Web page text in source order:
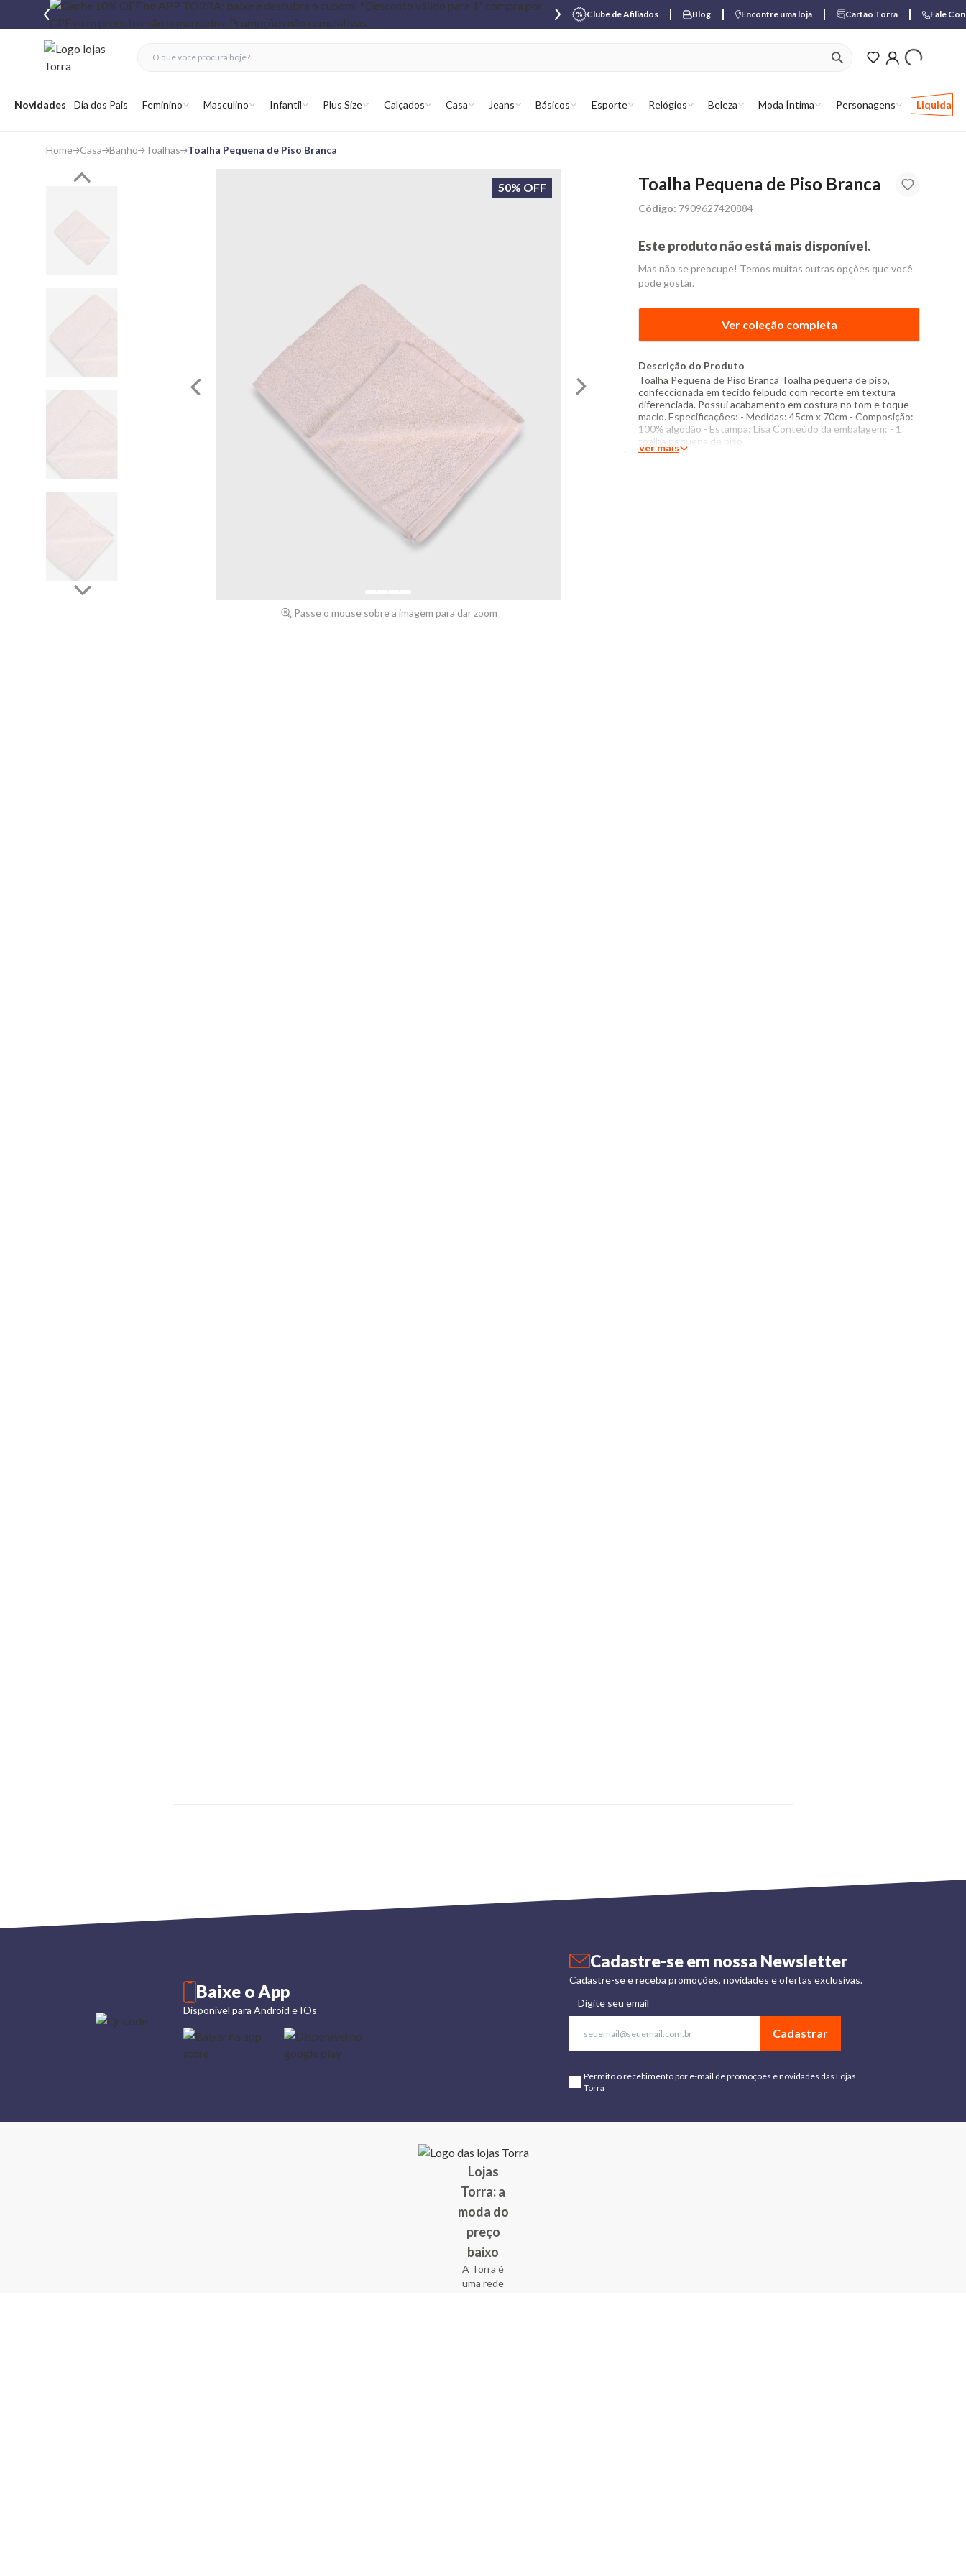
Clube de Afiliados Blog Encontre uma loja Cartão Torra Fale
Abrir menu
Novidades Dia dos Pais Feminino Masculino Infantil Plus Size Calçados Casa Jeans Básicos Esporte Relógios Beleza Moda Íntima Personagens Liquida
ver produtos
fechar menu
fechar menu
favoritos
Home Casa Banho Toalhas Toalha Pequena de Piso Branca
50% OFF
Passe o mouse sobre a imagem para dar zoom
Toalha Pequena de Piso Branca
Código: 7909627420884
Este produto não está mais disponível.
Mas não se preocupe! Temos muitas outras opções que você
pode gostar.
Ver coleção completa
Descrição do Produto
Toalha Pequena de Piso Branca Toalha pequena de piso,
confeccionada em tecido felpudo com recorte em textura
diferenciada. Possui acabamento em costura no tom e toque
macio. Especificações: - Medidas: 45cm x 70cm - Composição:
100% algodão - Estampa: Lisa Conteúdo da embalagem: - 1
toalha pequena de piso
Ver mais
Cadastre-se em nossa Newsletter
Cadastre-se e receba promoções, novidades e ofertas exclusivas.
Digite seu email
Cadastrar
Permito o recebimento por e-mail de promoções e novidades das Lojas
Torra
Baixe o App
Disponível para Android e IOs
Lojas
Torra: a
moda do
preço
baixo
A Torra é
uma rede